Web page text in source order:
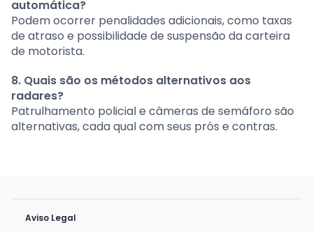
automática?
Podem ocorrer penalidades adicionais, como taxas
de atraso e possibilidade de suspensão da carteira
de motorista.
8. Quais são os métodos alternativos aos
radares?
Patrulhamento policial e câmeras de semáforo são
alternativas, cada qual com seus prós e contras.
Aviso Legal